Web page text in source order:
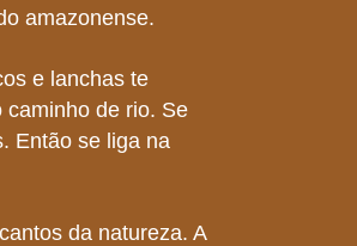
amazonense.
e lanchas te
caminho de rio. Se
Então se liga na
da natureza. A